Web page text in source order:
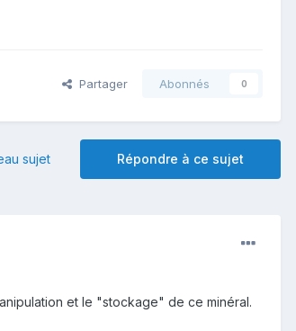
Partager Abonnés 0
Répondre à ce sujet
sujet
et le "stockage" de ce minéral.